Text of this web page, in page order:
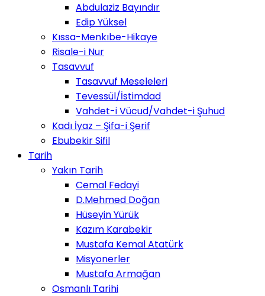
Abdulaziz Bayındır
Edip Yüksel
Kıssa-Menkıbe-Hikaye
Risale-i Nur
Tasavvuf
Tasavvuf Meseleleri
Tevessül/İstimdad
Vahdet-i Vücud/Vahdet-i Şuhud
Kadı İyaz – Şifa-i Şerif
Ebubekir Sifil
Tarih
Yakın Tarih
Cemal Fedayi
D.Mehmed Doğan
Hüseyin Yürük
Kazım Karabekir
Mustafa Kemal Atatürk
Misyonerler
Mustafa Armağan
Osmanlı Tarihi